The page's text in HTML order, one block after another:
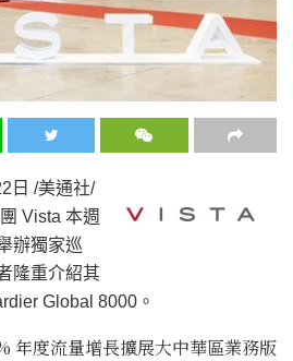
日 /美通社/
Vista 本週
辦獨家巡
隆重介紹其
Global 8000。
年度流量增長擴展大中華區業務版